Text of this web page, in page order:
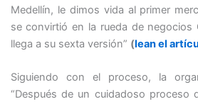
Medellín, le dimos vida al primer
se convirtió en la rueda de negocios
llega a su sexta versión” (lean el
Siguiendo con el proceso, la
“Después de un cuidadoso proceso